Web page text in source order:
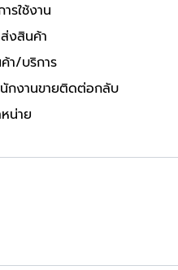
รใช้งาน
งสินค้า
า/บริการ
กงานขายติดต่อกลับ
น่าย